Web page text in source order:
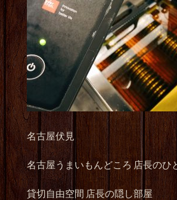
名古屋伏見
名古屋うまいもんどころ 店長のひ
貸切自由空間 店長の隠し部屋